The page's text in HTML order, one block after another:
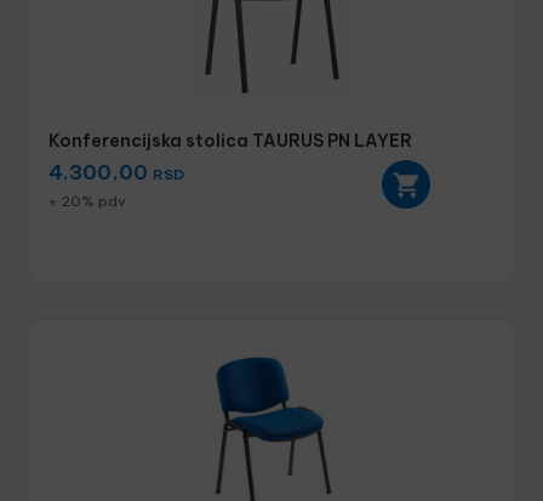
Konferencijska stolica TAURUS PN LAYER
4.300,00 RSD
+ 20% pdv